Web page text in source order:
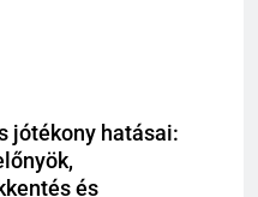
jótékony hatásai:
és